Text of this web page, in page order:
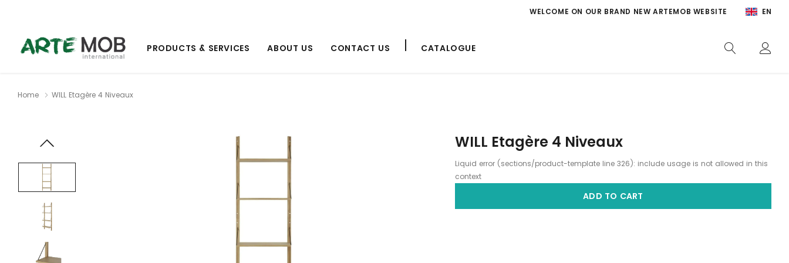
WELCOME ON OUR BRAND NEW ARTEMOB WEBSITE EN
PRODUCTS & SERVICES ABOUT US CONTACT US CATALOGUE
Home WILL Etagère 4 Niveaux
WILL Etagère 4 Niveaux
Liquid error (sections/product-template line 326): include usage is not allowed in this
context
ADD TO CART